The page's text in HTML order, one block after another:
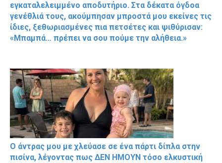
εγκαταλελειμμένο αποδυτήριο. Στα δέκατα όγδοα
γενέθλιά τους, ακούμπησαν μπροστά μου εκείνες τις
ίδιες, ξεθωριασμένες πια πετσέτες και ψιθύρισαν:
«Μπαμπά… πρέπει να σου πούμε την αλήθεια.»
Ο άντρας μου με χλεύασε σε ένα πάρτι δίπλα στην
πισίνα, λέγοντας πως ΔΕΝ ΗΜΟΥΝ τόσο ελκυστική